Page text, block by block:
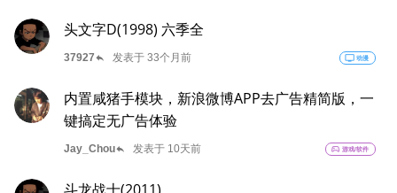
头文字D(1998) 六季全
37927reply 发表于 33个月前 tv 动漫
内置咸猪手模块，新浪微博APP去广告精简版，一
键搞定无广告体验
Jay_Choureply 发表于 10天前 sports_esports 游戏/软件